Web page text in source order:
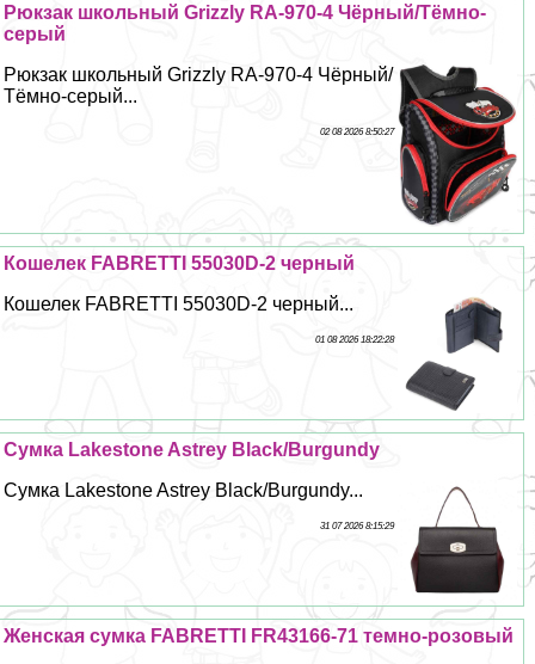
Рюкзак школьный Grizzly RA-970-4 Чёрный/Тёмно-
серый
Рюкзак школьный Grizzly RA-970-4 Чёрный/
Тёмно-серый...
02 08 2026 8:50:27
Кошелек FABRETTI 55030D-2 черный
Кошелек FABRETTI 55030D-2 черный...
01 08 2026 18:22:28
Сумка Lakestone Astrey Black/Burgundy
Сумка Lakestone Astrey Black/Burgundy...
31 07 2026 8:15:29
Женская сумка FABRETTI FR43166-71 темно-розовый